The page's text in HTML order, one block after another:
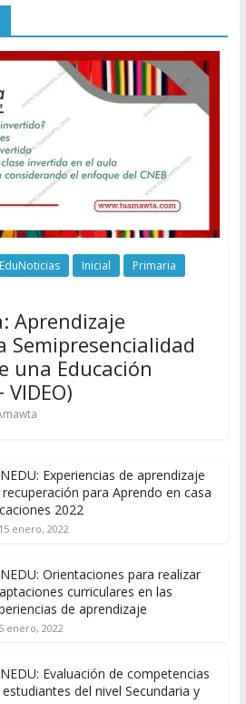
EduNoticias Inicial
Primaria
Aprendizaje
Semipresencialidad
una Educación
Experiencias de aprendizaje
para Aprendo en casa
2022
15 enero, 2022
Orientaciones para realizar
curriculares en las
de aprendizaje
5 enero, 2022
Evaluación de competencias
del nivel Secundaria y